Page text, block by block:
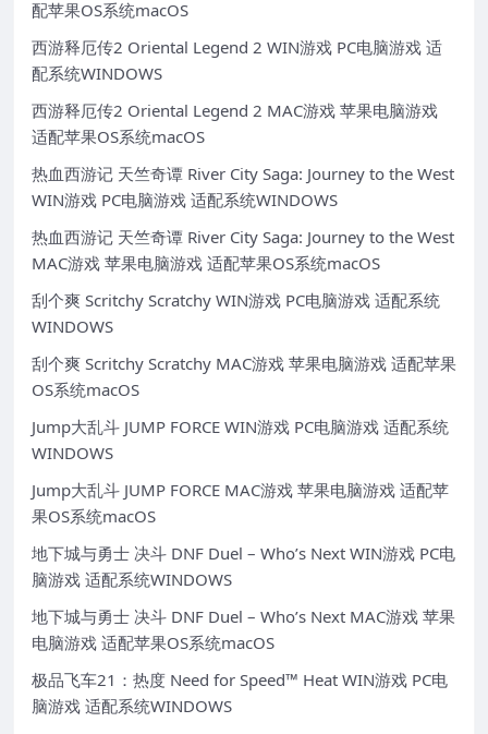
配苹果OS系统macOS
西游释厄传2 Oriental Legend 2 WIN游戏 PC电脑游戏 适
配系统WINDOWS
西游释厄传2 Oriental Legend 2 MAC游戏 苹果电脑游戏
适配苹果OS系统macOS
热血西游记 天竺奇谭 River City Saga: Journey to the West
WIN游戏 PC电脑游戏 适配系统WINDOWS
热血西游记 天竺奇谭 River City Saga: Journey to the West
MAC游戏 苹果电脑游戏 适配苹果OS系统macOS
刮个爽 Scritchy Scratchy WIN游戏 PC电脑游戏 适配系统
WINDOWS
刮个爽 Scritchy Scratchy MAC游戏 苹果电脑游戏 适配苹果
OS系统macOS
Jump大乱斗 JUMP FORCE WIN游戏 PC电脑游戏 适配系统
WINDOWS
Jump大乱斗 JUMP FORCE MAC游戏 苹果电脑游戏 适配苹
果OS系统macOS
地下城与勇士 决斗 DNF Duel – Who’s Next WIN游戏 PC电
脑游戏 适配系统WINDOWS
地下城与勇士 决斗 DNF Duel – Who’s Next MAC游戏 苹果
电脑游戏 适配苹果OS系统macOS
极品飞车21：热度 Need for Speed™ Heat WIN游戏 PC电
脑游戏 适配系统WINDOWS